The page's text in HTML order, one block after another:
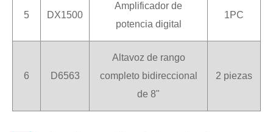
5 DX1500
Amplificador de
potencia digital
1PC
6 D6563
Altavoz de rango
completo bidireccional
de 8"
2 piezas